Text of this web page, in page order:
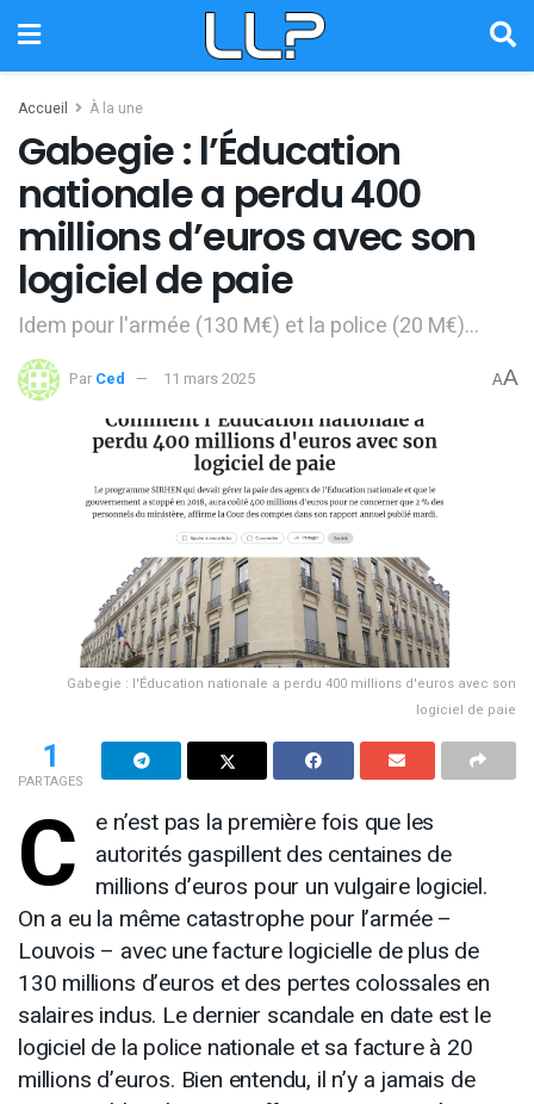
Accueil À la une
Gabegie : l’Éducation
nationale a perdu 400
millions d’euros avec son
logiciel de paie
Idem pour l'armée (130 M€) et la police (20 M€)...
Par Ced 11 mars 2025 AA
Gabegie : l'Éducation nationale a perdu 400 millions d'euros avec son
logiciel de paie
1
PARTAGES
C
e n’est pas la première fois que les
autorités gaspillent des centaines de
millions d’euros pour un vulgaire logiciel.
On a eu la même catastrophe pour l’armée –
Louvois – avec une facture logicielle de plus de
130 millions d’euros et des pertes colossales en
salaires indus. Le dernier scandale en date est le
logiciel de la police nationale et sa facture à 20
millions d’euros. Bien entendu, il n’y a jamais de